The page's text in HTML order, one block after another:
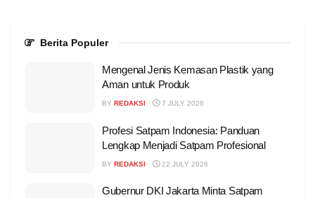
Berita Populer
Mengenal Jenis Kemasan Plastik yang
Aman untuk Produk
BY REDAKSI 7 JULY 2026
Profesi Satpam Indonesia: Panduan
Lengkap Menjadi Satpam Profesional
BY REDAKSI 22 JULY 2026
Gubernur DKI Jakarta Minta Satpam